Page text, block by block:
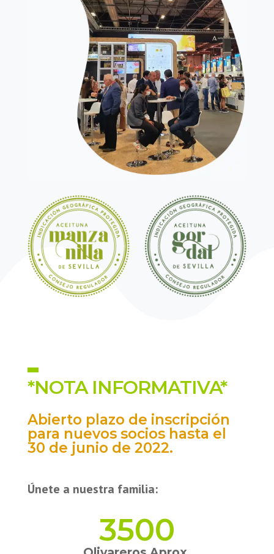
*NOTA INFORMATIVA*
Abierto plazo de inscripción
para nuevos socios hasta el
30 de junio de 2022.
Únete a nuestra familia:
3500